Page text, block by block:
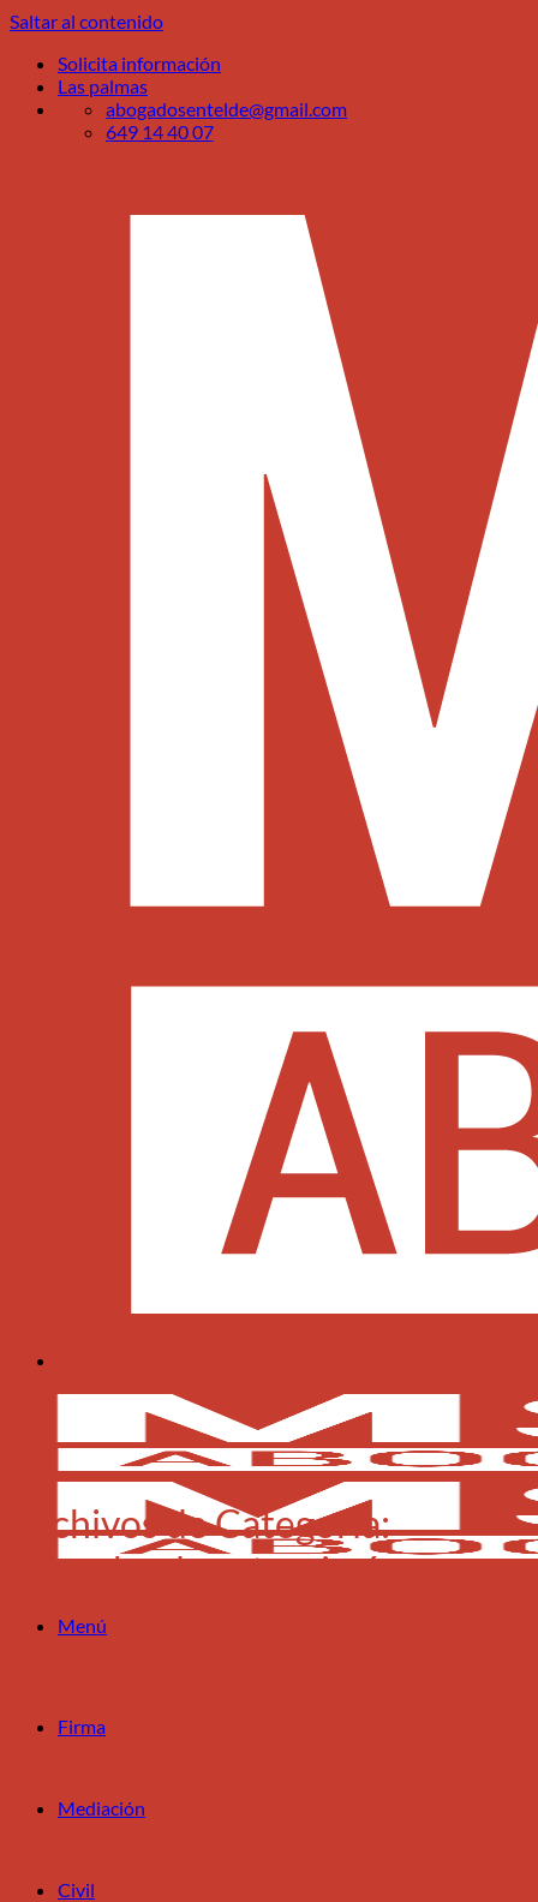
Saltar al contenido
Solicita información
Las palmas
abogadosentelde@gmail.com
649 14 40 07
Menú
Firma
Mediación
Civil
Archivos de Categoría:
Derecho de extranjería